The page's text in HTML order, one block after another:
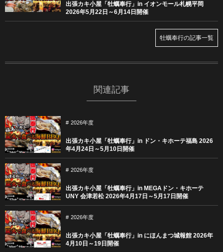
出張カキ小屋「牡蠣奉行」in イオンモール札幌平岡
2026年5月22日～6月14日開催
牡蠣奉行の記事一覧
関連記事
2026年度
出張カキ小屋「牡蠣奉行」in ドン・キホーテ福島 2026
年4月24日～5月10日開催
2026年度
出張カキ小屋「牡蠣奉行」in MEGAドン・キホーテ
UNY 会津若松 2026年4月17日～5月17日開催
2026年度
出張カキ小屋「牡蠣奉行」in にほんまつ城報館 2026年
4月10日～19日開催